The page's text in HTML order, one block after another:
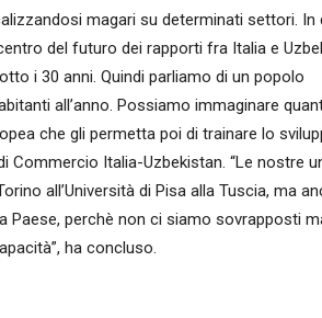
magari su determinati settori. In
del futuro dei rapporti fra Italia e
i 30 anni. Quindi parliamo di un popolo
all’anno. Possiamo immaginare
che gli permetta poi di trainare lo
Commercio Italia-Uzbekistan. “Le nostre
all’Università di Pisa alla Tuscia, ma
perchè non ci siamo sovrapposti
ha concluso.